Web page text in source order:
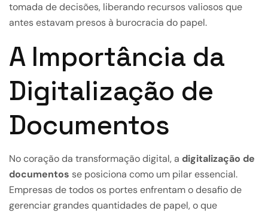
tomada de decisões, liberando recursos valiosos que
antes estavam presos à burocracia do papel.
A Importância da
Digitalização de
Documentos
No coração da transformação digital, a digitalização de
documentos se posiciona como um pilar essencial.
Empresas de todos os portes enfrentam o desafio de
gerenciar grandes quantidades de papel, o que